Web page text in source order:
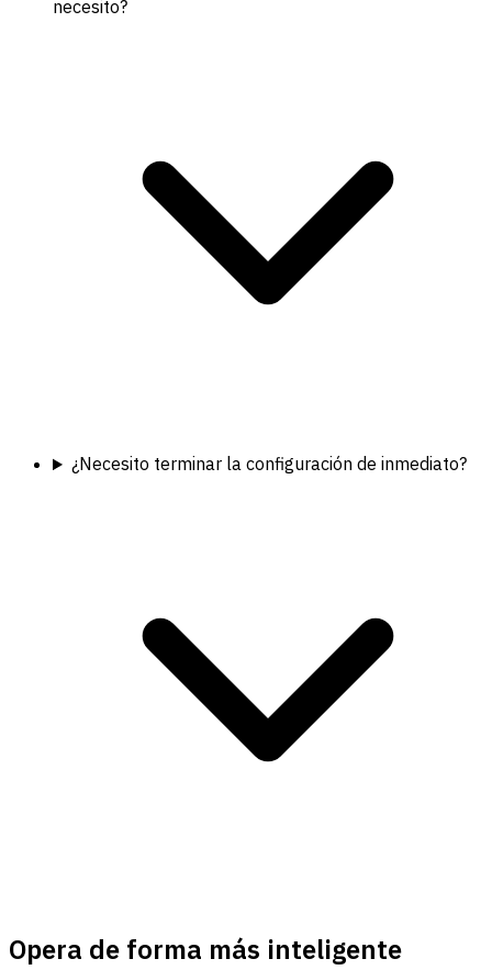
necesito?
¿Necesito terminar la configuración de inmediato?
Opera de forma más inteligente